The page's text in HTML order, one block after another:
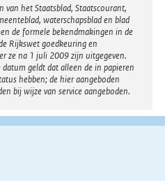
van het Staatsblad, Staatscourant,
waterschapsblad en blad
de formele bekendmakingen in de
Rijkswet goedkeuring en
ze na 1 juli 2009 zijn uitgegeven.
geldt dat alleen de in papieren
hebben; de hier aangeboden
bij wijze van service aangeboden.